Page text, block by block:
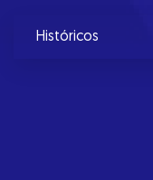
Históricos